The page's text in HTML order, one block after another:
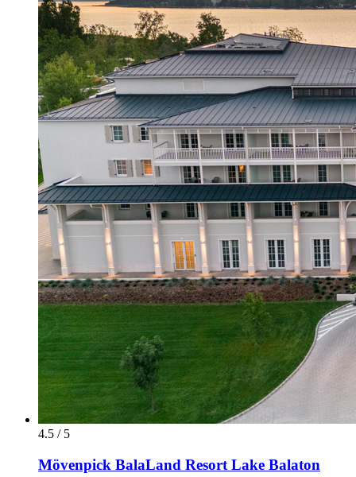
4.5 / 5
Mövenpick BalaLand Resort Lake Balaton